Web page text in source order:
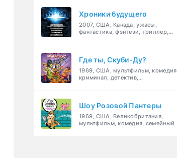
Хроники будущего
2007, США, Канада, ужасы,
фантастика, фэнтези, триллер,
Где ты, Скуби-Ду?
1969, США, мультфильм, комедия,
криминал, детектив,
Шоу Розовой Пантеры
1969, США, Великобритания,
мультфильм, комедия, семейный